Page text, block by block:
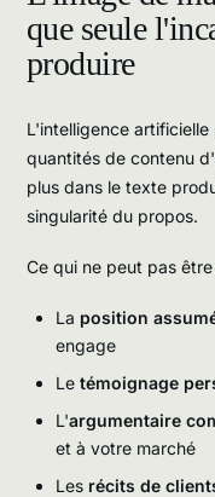
que seule
produire
L'intelligence
quantités de contenu
plus dans le texte
singularité du propos.
Ce qui ne peut pas
La position
engage
Le témoignage
L'argumentaire
et à votre marché
Les récits de